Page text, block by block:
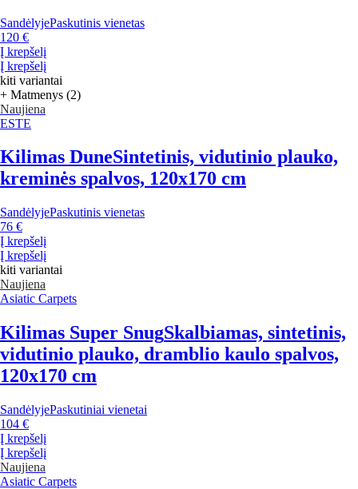
SandėlyjePaskutinis vienetas
120 €
Į krepšelį
Į krepšelį
kiti variantai
+ Matmenys (2)
Naujiena
ESTE
Kilimas DuneSintetinis, vidutinio plauko,
kreminės spalvos, 120x170 cm
SandėlyjePaskutinis vienetas
76 €
Į krepšelį
Į krepšelį
kiti variantai
Naujiena
Asiatic Carpets
Kilimas Super SnugSkalbiamas, sintetinis,
vidutinio plauko, dramblio kaulo spalvos,
120x170 cm
SandėlyjePaskutiniai vienetai
104 €
Į krepšelį
Į krepšelį
Naujiena
Asiatic Carpets